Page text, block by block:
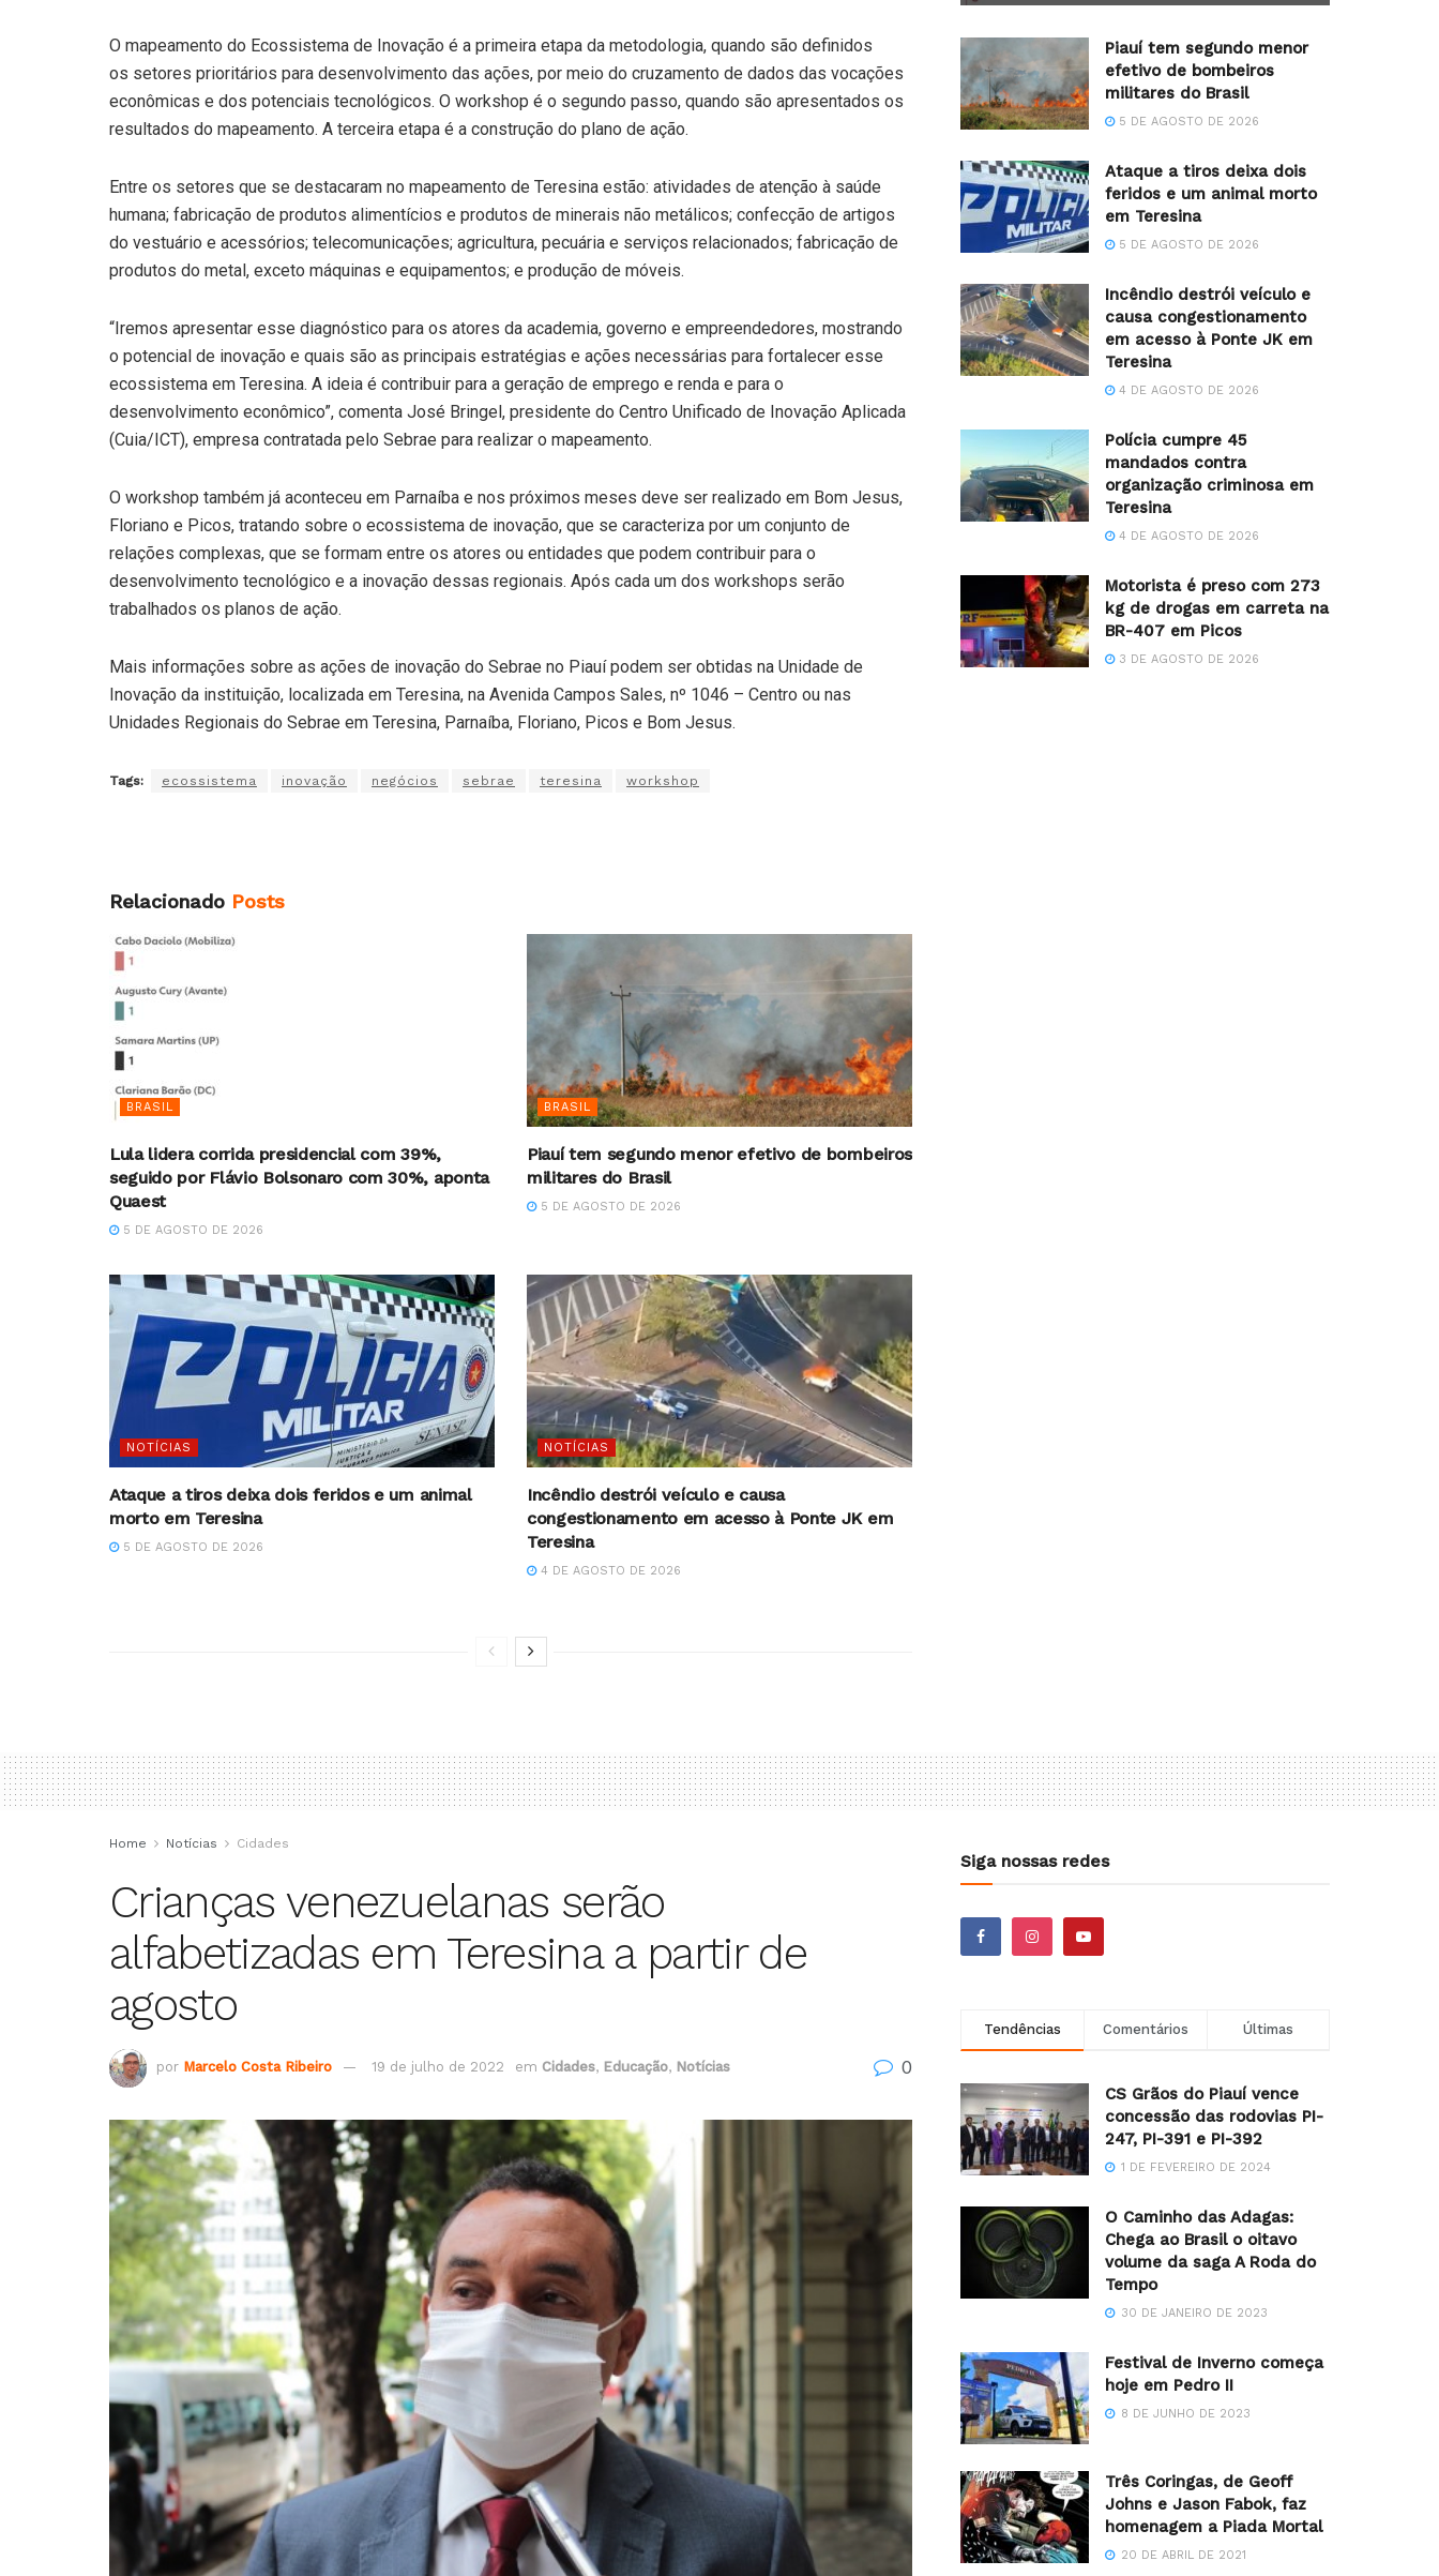
O mapeamento do Ecossistema de Inovação é a primeira etapa da metodologia, quando são definidos
os setores prioritários para desenvolvimento das ações, por meio do cruzamento de dados das vocações
econômicas e dos potenciais tecnológicos. O workshop é o segundo passo, quando são apresentados os
resultados do mapeamento. A terceira etapa é a construção do plano de ação.
Entre os setores que se destacaram no mapeamento de Teresina estão: atividades de atenção à saúde
humana; fabricação de produtos alimentícios e produtos de minerais não metálicos; confecção de artigos
do vestuário e acessórios; telecomunicações; agricultura, pecuária e serviços relacionados; fabricação de
produtos do metal, exceto máquinas e equipamentos; e produção de móveis.
“Iremos apresentar esse diagnóstico para os atores da academia, governo e empreendedores, mostrando
o potencial de inovação e quais são as principais estratégias e ações necessárias para fortalecer esse
ecossistema em Teresina. A ideia é contribuir para a geração de emprego e renda e para o
desenvolvimento econômico”, comenta José Bringel, presidente do Centro Unificado de Inovação Aplicada
(Cuia/ICT), empresa contratada pelo Sebrae para realizar o mapeamento.
O workshop também já aconteceu em Parnaíba e nos próximos meses deve ser realizado em Bom Jesus,
Floriano e Picos, tratando sobre o ecossistema de inovação, que se caracteriza por um conjunto de
relações complexas, que se formam entre os atores ou entidades que podem contribuir para o
desenvolvimento tecnológico e a inovação dessas regionais. Após cada um dos workshops serão
trabalhados os planos de ação.
Mais informações sobre as ações de inovação do Sebrae no Piauí podem ser obtidas na Unidade de
Inovação da instituição, localizada em Teresina, na Avenida Campos Sales, nº 1046 – Centro ou nas
Unidades Regionais do Sebrae em Teresina, Parnaíba, Floriano, Picos e Bom Jesus.
Tags: ecossistema inovação negócios sebrae teresina workshop
Relacionado Posts
BRASIL
Lula lidera corrida presidencial com 39%,
seguido por Flávio Bolsonaro com 30%, aponta
Quaest
5 DE AGOSTO DE 2026
BRASIL
Piauí tem segundo menor efetivo de bombeiros
militares do Brasil
5 DE AGOSTO DE 2026
NOTÍCIAS
Ataque a tiros deixa dois feridos e um animal
morto em Teresina
5 DE AGOSTO DE 2026
NOTÍCIAS
Incêndio destrói veículo e causa
congestionamento em acesso à Ponte JK em
Teresina
4 DE AGOSTO DE 2026
Piauí tem segundo menor
efetivo de bombeiros
militares do Brasil
5 DE AGOSTO DE 2026
Ataque a tiros deixa dois
feridos e um animal morto
em Teresina
5 DE AGOSTO DE 2026
Incêndio destrói veículo e
causa congestionamento
em acesso à Ponte JK em
Teresina
4 DE AGOSTO DE 2026
Polícia cumpre 45
mandados contra
organização criminosa em
Teresina
4 DE AGOSTO DE 2026
Motorista é preso com 273
kg de drogas em carreta na
BR-407 em Picos
3 DE AGOSTO DE 2026
Home Notícias Cidades
Crianças venezuelanas serão
alfabetizadas em Teresina a partir de
agosto
por Marcelo Costa Ribeiro 19 de julho de 2022 em Cidades, Educação, Notícias 0
Siga nossas redes
Tendências Comentários Últimas
CS Grãos do Piauí vence
concessão das rodovias PI-
247, PI-391 e PI-392
1 DE FEVEREIRO DE 2024
O Caminho das Adagas:
Chega ao Brasil o oitavo
volume da saga A Roda do
Tempo
30 DE JANEIRO DE 2023
Festival de Inverno começa
hoje em Pedro II
8 DE JUNHO DE 2023
Três Coringas, de Geoff
Johns e Jason Fabok, faz
homenagem a Piada Mortal
20 DE ABRIL DE 2021